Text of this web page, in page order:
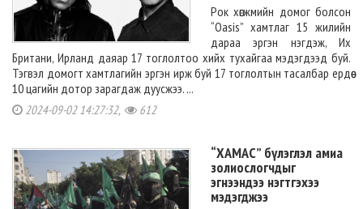
Рок хөгжмийн домог болсон
“Oasis” хамтлаг 15 жилийн
дараа эргэн нэгдэж, Их
Британи, Ирланд даяар 17 тоглолтоо хийх тухайгаа мэдэгдээд буй.
Тэгвэл домогт хамтлагийн эргэн ирж буй 17 тоглолтын тасалбар ердөө
10 цагийн дотор зарагдаж дуусжээ. ...
2024-09-02 14:27:32, 612
“ХАМАС” бүлэглэл амиа
золиослогчдыг
эгнээндээ нэгтгэхээ
мэдэгджээ